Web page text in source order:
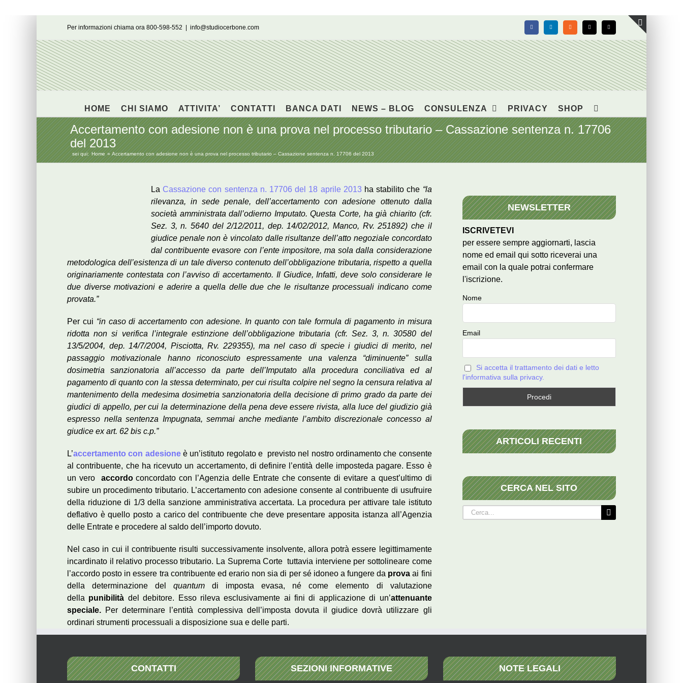
Per informazioni chiama ora 800-598-552 info@studiocerbone.com FacebookLinkedIn Rss X Email
HOME CHI SIAMO ATTIVITA’ CONTATTI BANCA DATI NEWS – BLOG CONSULENZA PRIVACY SHOP
Accertamento con adesione non è una prova nel processo tributario – Cassazione sentenza n. 17706
del 2013
sei qui: Home Accertamento con adesione non è una prova nel processo tributario – Cassazione sentenza n. 17706 del 2013
La Cassazione con sentenza n. 17706 del 18 aprile 2013 ha stabilito che “la
rilevanza, in sede penale, dell’accertamento con adesione ottenuto dalla
società amministrata dall’odierno Imputato. Questa Corte, ha già chiarito (cfr.
Sez. 3, n. 5640 del 2/12/2011, dep. 14/02/2012, Manco, Rv. 251892) che il
giudice penale non è vincolato dalle risultanze dell’atto negoziale concordato
dal contribuente evasore con l’ente impositore, ma sola dalla considerazione
metodologica dell’esistenza di un tale diverso contenuto dell’obbligazione tributaria, rispetto a quella
originariamente contestata con l’avviso di accertamento. Il Giudice, Infatti, deve solo considerare le
due diverse motivazioni e aderire a quella delle due che le risultanze processuali indicano come
provata.”
Per cui “in caso di accertamento con adesione. In quanto con tale formula di pagamento in misura
ridotta non si verifica l’integrale estinzione dell’obbligazione tributaria (cfr. Sez. 3, n. 30580 del
13/5/2004, dep. 14/7/2004, Pisciotta, Rv. 229355), ma nel caso di specie i giudici di merito, nel
passaggio motivazionale hanno riconosciuto espressamente una valenza “diminuente” sulla
dosimetria sanzionatoria all’accesso da parte dell’Imputato alla procedura conciliativa ed al
pagamento di quanto con la stessa determinato, per cui risulta colpire nel segno la censura relativa al
mantenimento della medesima dosimetria sanzionatoria della decisione di primo grado da parte dei
giudici di appello, per cui la determinazione della pena deve essere rivista, alla luce del giudizio già
espresso nella sentenza Impugnata, semmai anche mediante l’ambito discrezionale concesso al
giudice ex art. 62 bis c.p.”
L’accertamento con adesioneè un’istituto regolato e previsto nel nostro ordinamento che consente
al contribuente, che ha ricevuto un accertamento, di definire l’entità delle imposteda pagare. Esso è
un vero accordoconcordato con l’Agenzia delle Entrate che consente di evitare a quest’ultimo di
subire un procedimento tributario. L’accertamento con adesione consente al contribuente di usufruire
della riduzione di 1/3 della sanzione amministrativa accertata. La procedura per attivare tale istituto
deflativo è quello posto a carico del contribuente che deve presentare apposita istanza all’Agenzia
delle Entrate e procedere al saldo dell’importo dovuto.
Nel caso in cui il contribuente risulti successivamente insolvente, allora potrà essere legittimamente
incardinato il relativo processo tributario. La Suprema Corte tuttavia interviene per sottolineare come
l’accordo posto in essere tra contribuente ed erario non sia di per sé idoneo a fungere da prova ai fini
della determinazione delquantum di imposta evasa, né come elemento di valutazione
della punibilità del debitore. Esso rileva esclusivamente ai fini di applicazione di un’attenuante
speciale. Per determinare l’entità complessiva dell’imposta dovuta il giudice dovrà utilizzare gli
ordinari strumenti processuali a disposizione sua e delle parti.
NEWSLETTER
ISCRIVETEVI
per essere sempre aggiornarti, lascia
nome ed email qui sotto riceverai una
email con la quale potrai confermare
l'iscrizione.
Nome
Email
Si accetta il trattamento dei dati e letto
l'informativa sulla privacy.
ARTICOLI RECENTI
CERCA NEL SITO
Cerca
per:
CONTATTI SEZIONI INFORMATIVE NOTE LEGALI
Toggle
area
barra
scorrevole